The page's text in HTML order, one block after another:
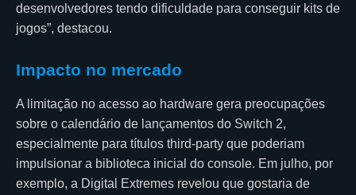
desenvolvedores tendo dificuldade para conseguir kits de
jogos”, destacou.
Impacto no mercado
A limitação no acesso ao hardware gera preocupações
sobre o calendário de lançamentos do Switch 2,
especialmente para títulos third-party que poderiam
impulsionar a biblioteca inicial do console. Em julho, por
exemplo, a Digital Extremes revelou que gostaria de